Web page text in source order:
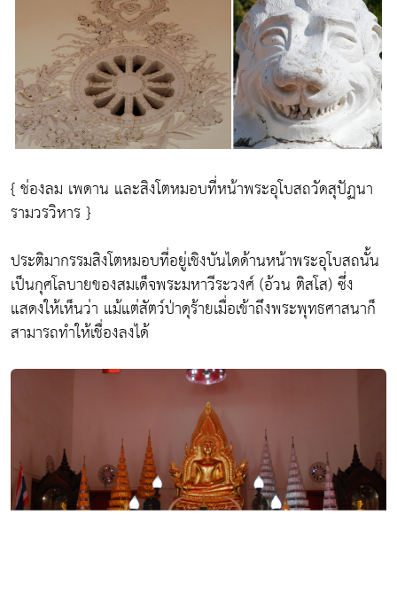
{ ช่องลม เพดาน และสิงโตหมอบที่หน้าพระอุโบสถวัดสุปัฏนา
รามวรวิหาร }
ประติมากรรมสิงโตหมอบที่อยู่เชิงบันไดด้านหน้าพระอุโบสถนั้น
เป็นกุศโลบายของสมเด็จพระมหาวีระวงศ์ (อ้วน ติสโส) ซึ่ง
แสดงให้เห็นว่า แม้แต่สัตว์ป่าดุร้ายเมื่อเข้าถึงพระพุทธศาสนาก็
สามารถทำให้เชื่องลงได้